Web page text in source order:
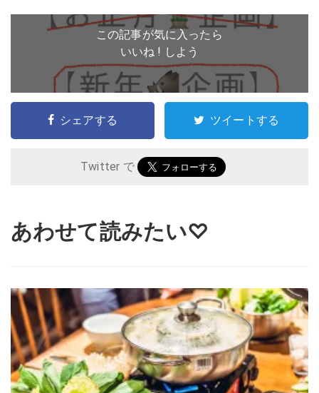
この記事が気に入ったら
いいね ! しよう
シェアする ツイートする
Twitter で
あわせて読みたい♡